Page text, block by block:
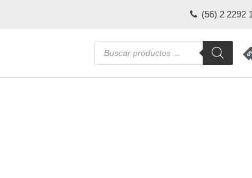
(56) 2 2292
Búsqueda
de
productos